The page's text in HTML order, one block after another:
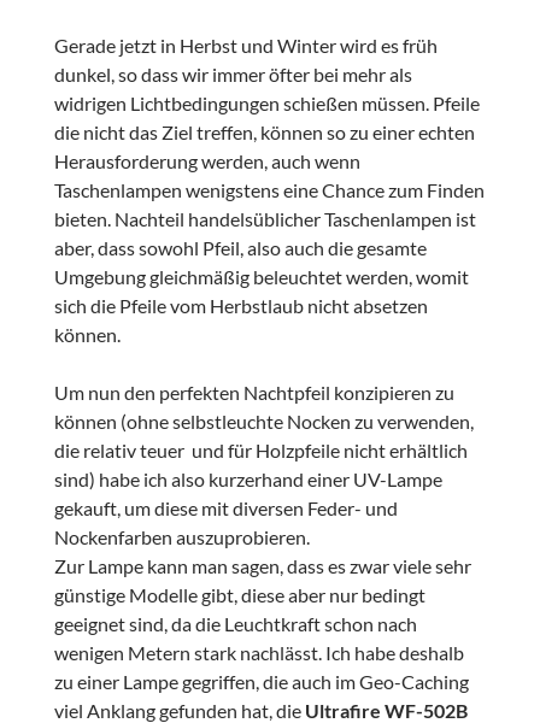
Gerade jetzt in Herbst und Winter wird es früh
dunkel, so dass wir immer öfter bei mehr als
widrigen Lichtbedingungen schießen müssen. Pfeile
die nicht das Ziel treffen, können so zu einer echten
Herausforderung werden, auch wenn
Taschenlampen wenigstens eine Chance zum Finden
bieten. Nachteil handelsüblicher Taschenlampen ist
aber, dass sowohl Pfeil, also auch die gesamte
Umgebung gleichmäßig beleuchtet werden, womit
sich die Pfeile vom Herbstlaub nicht absetzen
können.
Um nun den perfekten Nachtpfeil konzipieren zu
können (ohne selbstleuchte Nocken zu verwenden,
die relativ teuer und für Holzpfeile nicht erhältlich
sind) habe ich also kurzerhand einer UV-Lampe
gekauft, um diese mit diversen Feder- und
Nockenfarben auszuprobieren.
Zur Lampe kann man sagen, dass es zwar viele sehr
günstige Modelle gibt, diese aber nur bedingt
geeignet sind, da die Leuchtkraft schon nach
wenigen Metern stark nachlässt. Ich habe deshalb
zu einer Lampe gegriffen, die auch im Geo-Caching
viel Anklang gefunden hat, die Ultrafire WF-502B